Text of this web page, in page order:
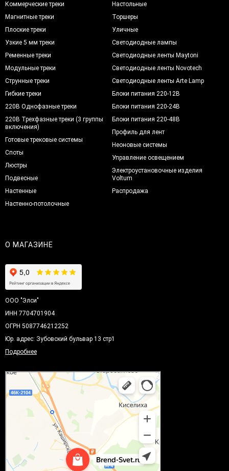
Коммерческие треки
Магнитные треки
Плоские треки
Узкие 5 мм треки
Ременные треки
Модульные треки
Струнные треки
Гибкие треки
220В Однофазные треки
220В Трехфазные треки (3 группы
включения)
Готовые трековые системы
Споты
Люстры
Подвесные
Настенные
Настенно-потолочные
Настольные
Торшеры
Уличные
Светодиодные лампы
Светодиодные ленты Maytoni
Светодиодные ленты Novotech
Светодиодные ленты Arte Lamp
Блоки питания 220-12В
Блоки питания 220-24В
Блоки питания 220-48В
Профиль для лент
Неоновые системы
Управление освещением
Электроустановочные изделия
Voltum
Распродажа
О МАГАЗИНЕ
ООО "Элси"
ИНН 7704701904
ОГРН 5087746212252
Юр. адрес: Зубовский бульвар 13 стр1
Подробнее